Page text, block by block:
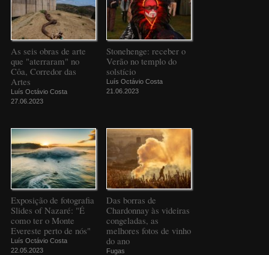
As seis obras de arte
que "aterraram" no
Côa, Corredor das
Artes
Luís Octávio Costa
27.06.2023
Stonehenge: receber o
Verão no templo do
solstício
Luís Octávio Costa
21.06.2023
Exposição de fotografia
Slides of Nazaré: "É
como ter o Monte
Evereste perto de nós"
Luís Octávio Costa
22.05.2023
Das borras de
Chardonnay às videiras
congeladas, as
melhores fotos de vinho
do ano
Fugas